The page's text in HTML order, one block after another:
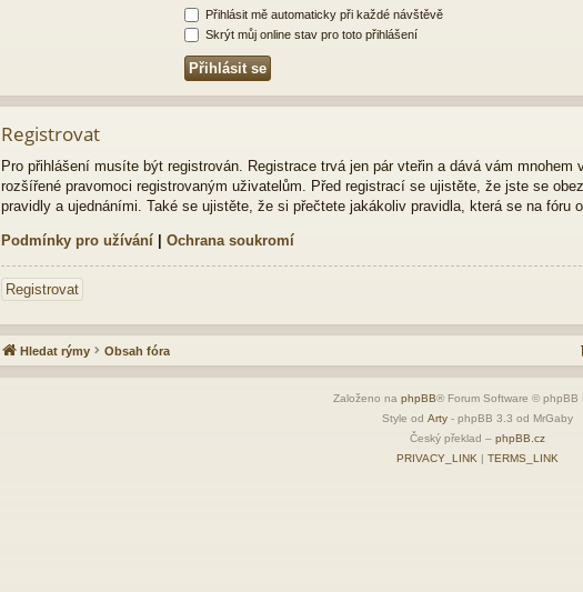
Přihlásit mě automaticky při každé návštěvě
Skrýt můj online stav pro toto přihlášení
Registrovat
Pro přihlášení musíte být registrován. Registrace trvá jen pár vteřin a dává vám
rozšířené pravomoci registrovaným uživatelům. Před registrací se ujistěte, že jste se
pravidly a ujednáními. Také se ujistěte, že si přečtete jakákoliv pravidla, která se na fóru
Podmínky pro užívání | Ochrana soukromí
Registrovat
Hledat rýmy Obsah fóra
Založeno na phpBB® Forum Software © phpBB
Style od Arty - phpBB 3.3 od MrGaby
Český překlad – phpBB.cz
PRIVACY_LINK | TERMS_LINK